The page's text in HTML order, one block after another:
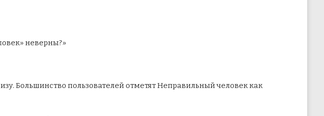
неверны?»
Большинство пользователей отметят Неправильный человек как